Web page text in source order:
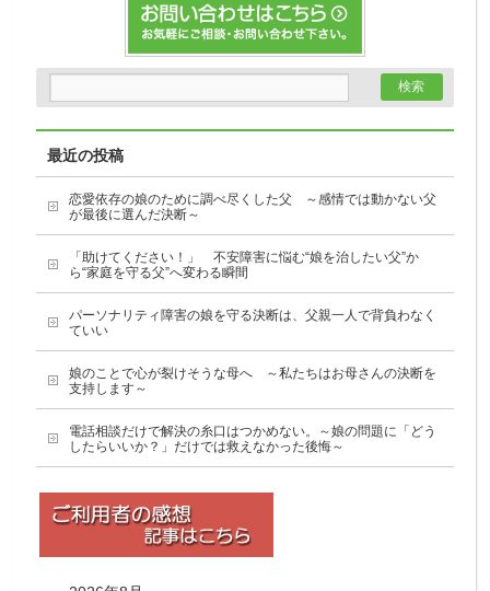
最近の投稿
恋愛依存の娘のために調べ尽くした父 ～感情では動かない父
が最後に選んだ決断～
「助けてください！」 不安障害に悩む“娘を治したい父”か
ら“家庭を守る父”へ変わる瞬間
パーソナリティ障害の娘を守る決断は、父親一人で背負わなく
ていい
娘のことで心が裂けそうな母へ ～私たちはお母さんの決断を
支持します～
電話相談だけで解決の糸口はつかめない。～娘の問題に「どう
したらいいか？」だけでは救えなかった後悔～